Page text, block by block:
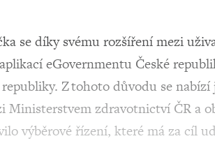
se díky svému rozšíření mezi
eGovernmentu České
Z tohoto důvodu se
Ministerstvem zdravotnictví ČR a
výběrové řízení, které má za cíl